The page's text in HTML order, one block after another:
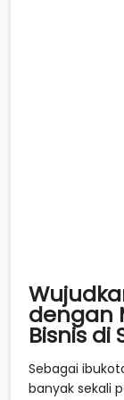
dengan
Bisnis di
Sebagai
banyak sekali